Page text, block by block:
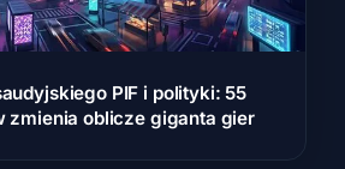
PIF i polityki: 55
zmienia oblicze giganta gier